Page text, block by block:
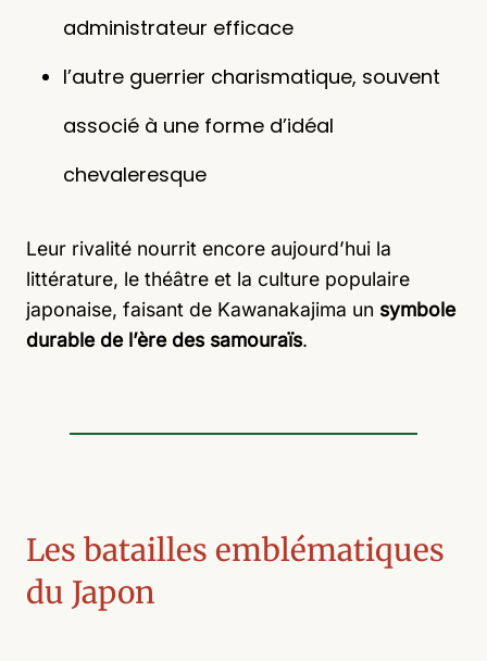
administrateur efficace
l’autre guerrier charismatique, souvent
associé à une forme d’idéal
chevaleresque
Leur rivalité nourrit encore aujourd’hui la
littérature, le théâtre et la culture populaire
japonaise, faisant de Kawanakajima un symbole
durable de l’ère des samouraïs.
Les batailles emblématiques
du Japon